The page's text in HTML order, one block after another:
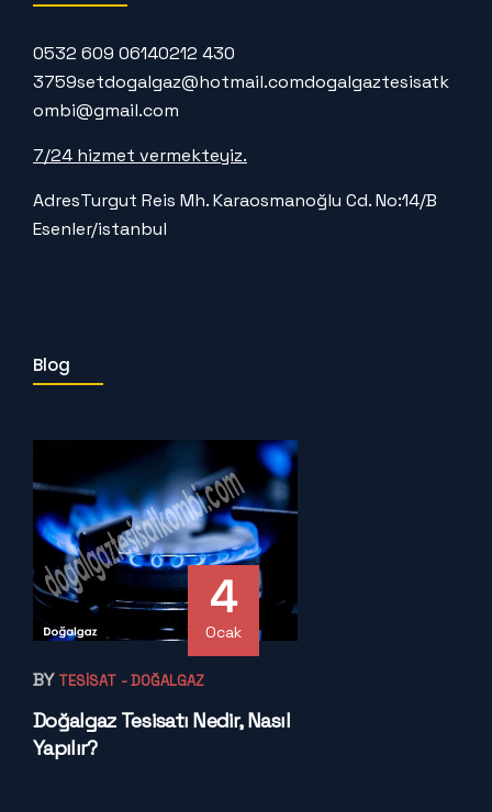
0532 609 06140212 430
3759setdogalgaz@hotmail.comdogalgaztesisatk
ombi@gmail.com
7/24 hizmet vermekteyiz.
AdresTurgut Reis Mh. Karaosmanoğlu Cd. No:14/B
Esenler/istanbul
Blog
4
Ocak
BY TESISAT - DOĞALGAZ
Doğalgaz Tesisatı Nedir, Nasıl
Yapılır?